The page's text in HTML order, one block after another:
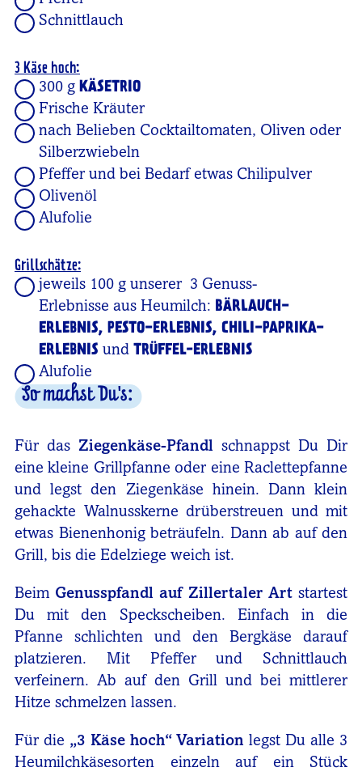
Schnittlauch
3 Käse hoch:
300 g KÄSETRIO
Frische Kräuter
nach Belieben Cocktailtomaten, Oliven oder
Silberzwiebeln
Pfeffer und bei Bedarf etwas Chilipulver
Olivenöl
Alufolie
Grillschätze:
jeweils 100 g unserer 3 Genuss-
Erlebnisse aus Heumilch: BÄRLAUCH-
ERLEBNIS, PESTO-ERLEBNIS, CHILI-PAPRIKA-
ERLEBNIS und TRÜFFEL-ERLEBNIS
Alufolie
So machst Du's:
Für das Ziegenkäse-Pfandl schnappst Du Dir
eine kleine Grillpfanne oder eine Raclettepfanne
und legst den Ziegenkäse hinein. Dann klein
gehackte Walnusskerne drüberstreuen und mit
etwas Bienenhonig beträufeln. Dann ab auf den
Grill, bis die Edelziege weich ist.
Beim Genusspfandl auf Zillertaler Artstartest
Du mit den Speckscheiben. Einfach in die
Pfanne schlichten und den Bergkäse darauf
platzieren. Mit Pfeffer und Schnittlauch
verfeinern. Ab auf den Grill und bei mittlerer
Hitze schmelzen lassen.
Für die „3 Käse hoch“ Variation legst Du alle 3
Heumilchkäsesorten einzeln auf ein Stück